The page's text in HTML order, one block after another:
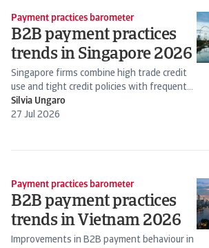
Payment practices barometer
B2B payment practices
trends in Singapore 2026
Singapore firms combine high trade credit
use and tight credit policies with frequent
payment delays from B2B...
Silvia Ungaro
27 Jul 2026
Payment practices barometer
B2B payment practices
trends in Vietnam 2026
Improvements in B2B payment behaviour in